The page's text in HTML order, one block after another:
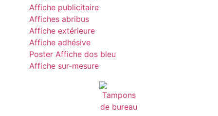
Affiche publicitaire
Affiches abribus
Affiche extérieure
Affiche adhésive
Poster Affiche dos bleu
Affiche sur-mesure